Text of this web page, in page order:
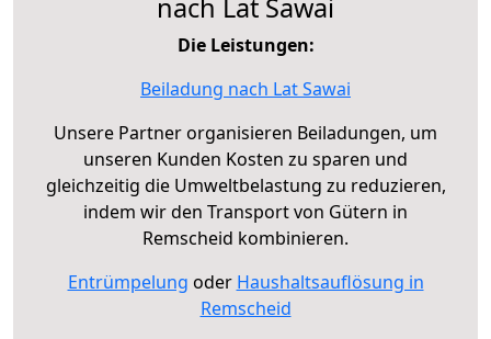
nach Lat Sawai
Die Leistungen:
Beiladung nach Lat Sawai
Unsere Partner organisieren Beiladungen, um
unseren Kunden Kosten zu sparen und
gleichzeitig die Umweltbelastung zu reduzieren,
indem wir den Transport von Gütern in
Remscheid kombinieren.
Entrümpelung oder Haushaltsauflösung in
Remscheid